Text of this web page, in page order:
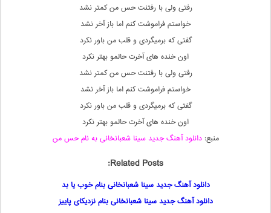
رفتی ولی با رفتنت حس من کمتر نشد
خواستم فراموشت کنم اما باز آخر نشد
گفتی که برمیگردی و قلب من باور نکرد
اون خنده های آخرت حالمو بهتر نکرد
رفتی ولی با رفتنت حس من کمتر نشد
خواستم فراموشت کنم اما باز آخر نشد
گفتی که برمیگردی و قلب من باور نکرد
اون خنده های آخرت حالمو بهتر نکرد
منبع:دانلود آهنگ جدید سینا شعبانخانی به نام حس من
Related Posts:
دانلود آهنگ جدید سینا شعبانخانی بنام خوب یا بد
دانلود آهنگ جدید سینا شعبانخانی بنام نزدیکای پاییز